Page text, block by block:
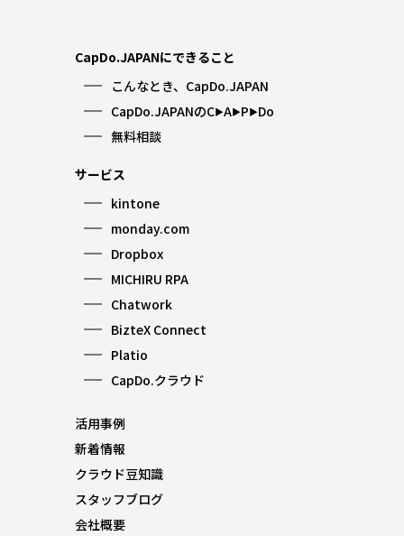
CapDo.JAPANにできること
こんなとき、CapDo.JAPAN
CapDo.JAPANのC▶︎A▶︎P▶︎Do
無料相談
サービス
kintone
monday.com
Dropbox
MICHIRU RPA
Chatwork
BizteX Connect
Platio
CapDo.クラウド
活用事例
新着情報
クラウド豆知識
スタッフブログ
会社概要